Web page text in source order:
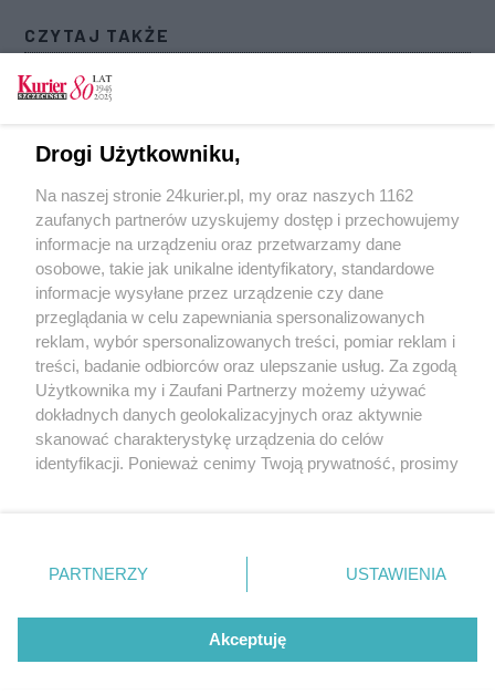
CZYTAJ TAKŻE
Bursztynowi finaliści. Głosowanie na finałową
dziesiątkę
Bursztynowi finaliści. Głosowanie na finałową
dziesiątkę
Bursztynowe nominacje. Mamy bilety dla
Czytelników!
POGODA
12℃
Zobacz prognozę na 3 dni
Copyright © 2022 Kurier Szczeciński sp. z o.o.
Wszelkie prawa zastrzeżone
Nota wydawnicza
Nota prawna
Polityka prywatności
Reklama
Drogi Użytkowniku,
Na naszej stronie 24kurier.pl, my oraz naszych 1162
zaufanych partnerów uzyskujemy dostęp i przechowujemy
informacje na urządzeniu oraz przetwarzamy dane
osobowe, takie jak unikalne identyfikatory, standardowe
informacje wysyłane przez urządzenie czy dane
przeglądania w celu zapewniania spersonalizowanych
reklam, wybór spersonalizowanych treści, pomiar reklam i
treści, badanie odbiorców oraz ulepszanie usług. Za zgodą
Użytkownika my i Zaufani Partnerzy możemy używać
dokładnych danych geolokalizacyjnych oraz aktywnie
skanować charakterystykę urządzenia do celów
identyfikacji. Ponieważ cenimy Twoją prywatność, prosimy
prywatności znajdujący się w lewym dolnym rogu strony
. Niektóre rodzaje przetwarzania danych nie wymagają
takiemu przetwarzaniu. Preferencje będą miały
zastosowania tylko na tej witrynie.
PARTNERZY USTAWIENIA
Akceptuję